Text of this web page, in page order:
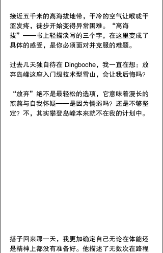
接近五千米的高海拔地带，干冷的空气让喉咙干
涩发疼，徒步开始变得异常困难。“高海
拔”——书上轻描淡写的三个字，在这里变成了
具体的感受，是你必须面对并克服的难题。
过去几天独自待在 Dingboche，我一直在想：放
弃岛峰这座入门级技术型雪山，会让我后悔吗？
“放弃”绝不是最轻松的选项，它意味着漫长的
煎熬与自我怀疑——是因为懦弱吗？还是不够坚
定？不，其实攀登岛峰本来就不在我的计划中。
搭子回来那一天，我更加确定自己无论在体能还
是精神上都没有准备好。他描述了无数次在路程